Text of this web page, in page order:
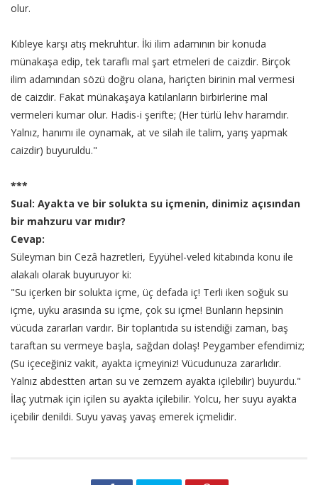
olur.
Kıbleye karşı atış mekruhtur. İki ilim adamının bir konuda
münakaşa edip, tek taraflı mal şart etmeleri de caizdir. Birçok
ilim adamından sözü doğru olana, hariçten birinin mal vermesi
de caizdir. Fakat münakaşaya katılanların birbirlerine mal
vermeleri kumar olur. Hadis-i şerifte; (Her türlü lehv haramdır.
Yalnız, hanımı ile oynamak, at ve silah ile talim, yarış yapmak
caizdir) buyuruldu."
***
Sual: Ayakta ve bir solukta su içmenin, dinimiz açısından
bir mahzuru var mıdır?
Cevap:
Süleyman bin Cezâ hazretleri, Eyyühel-veled kitabında konu ile
alakalı olarak buyuruyor ki:
"Su içerken bir solukta içme, üç defada iç! Terli iken soğuk su
içme, uyku arasında su içme, çok su içme! Bunların hepsinin
vücuda zararları vardır. Bir toplantıda su istendiği zaman, baş
taraftan su vermeye başla, sağdan dolaş! Peygamber efendimiz;
(Su içeceğiniz vakit, ayakta içmeyiniz! Vücudunuza zararlıdır.
Yalnız abdestten artan su ve zemzem ayakta içilebilir) buyurdu."
İlaç yutmak için içilen su ayakta içilebilir. Yolcu, her suyu ayakta
içebilir denildi. Suyu yavaş yavaş emerek içmelidir.